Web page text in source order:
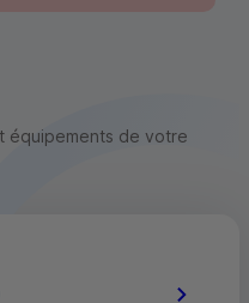
équipements de votre